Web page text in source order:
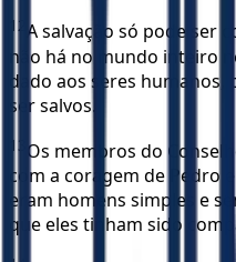
12 A salvação só pode ser
não há no mundo inteiro
dado aos seres
ser salvos.
13 Os membros do
com a coragem de Pedro
eram homens simples e
que eles tinham sido